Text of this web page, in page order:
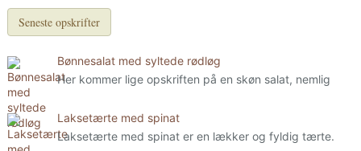
Seneste opskrifter
Bønnesalat med syltede rødløg
Her kommer lige opskriften på en skøn salat, nemlig
Laksetærte med spinat
Laksetærte med spinat er en lækker og fyldig tærte.